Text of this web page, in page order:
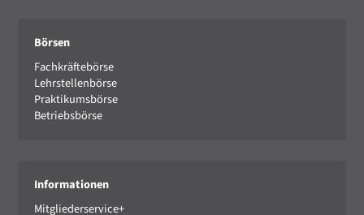
Börsen
Fachkräftebörse
Lehrstellenbörse
Praktikumsbörse
Betriebsbörse
Informationen
Mitgliederservice+